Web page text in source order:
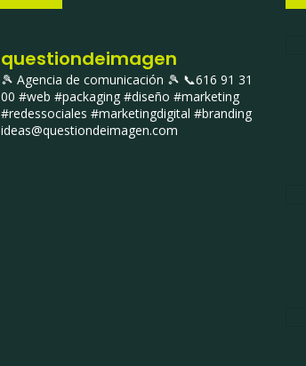
questiondeimagen
🎾 Agencia de comunicación 🎾 📞616 91 31
00 #web #packaging #diseño #marketing
#redessociales #marketingdigital #branding
ideas@questiondeimagen.com